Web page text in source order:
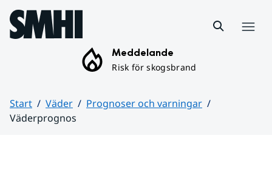
Hoppa till sidans innehåll
Meddelande
Risk för skogsbrand
Start Väder
Prognoser och varningar
Väderprognos